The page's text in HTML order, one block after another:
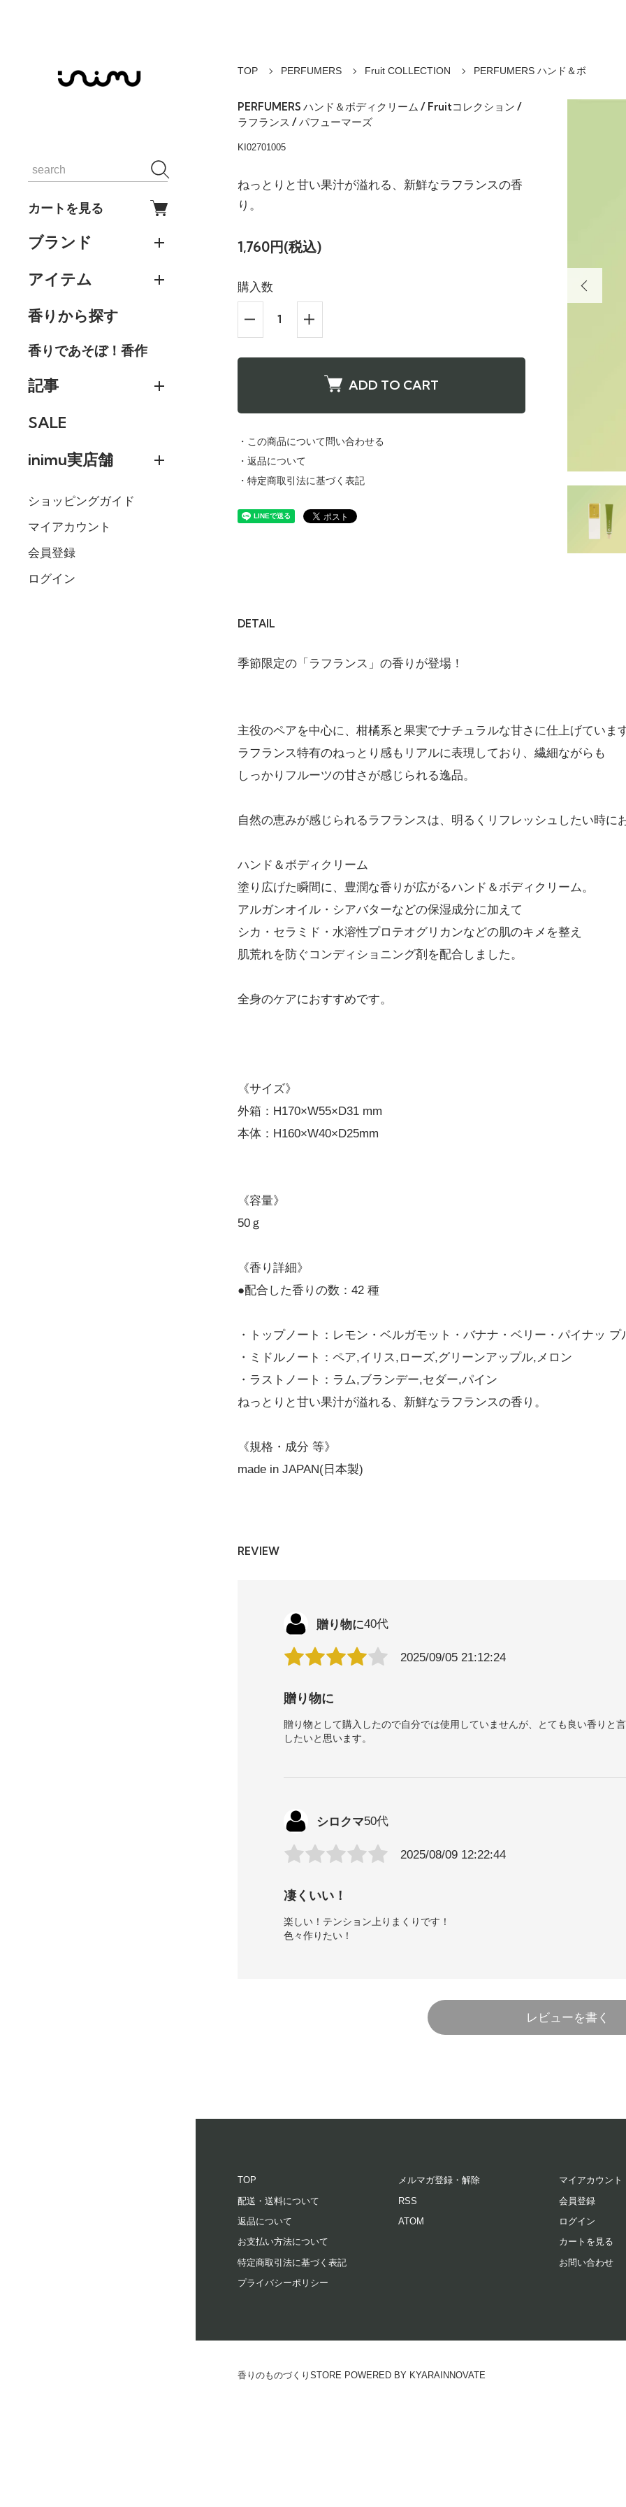
カートを見る
ブランド
アイテム
香りから探す
香りであそぼ！香作
記事
SALE
inimu実店舗
ショッピングガイド
マイアカウント
会員登録
ログイン
TOP PERFUMERS Fruit COLLECTION PERFUMERS ハンド＆ボ
PERFUMERS ハンド＆ボディクリーム / Fruitコレクション /
ラフランス / パフューマーズ
KI02701005
ねっとりと甘い果汁が溢れる、新鮮なラフランスの香
り。
1,760円(税込)
購入数
ADD TO CART
・この商品について問い合わせる
・返品について
・特定商取引法に基づく表記
DETAIL
季節限定の「ラフランス」の香りが登場！
主役のペアを中心に、柑橘系と果実でナチュラルな甘さに仕上げていま
ラフランス特有のねっとり感もリアルに表現しており、繊細ながらも
しっかりフルーツの甘さが感じられる逸品。
自然の恵みが感じられるラフランスは、明るくリフレッシュしたい時に
ハンド＆ボディクリーム
塗り広げた瞬間に、豊潤な香りが広がるハンド＆ボディクリーム。
アルガンオイル・シアバターなどの保湿成分に加えて
シカ・セラミド・水溶性プロテオグリカンなどの肌のキメを整え
肌荒れを防ぐコンディショニング剤を配合しました。
全身のケアにおすすめです。
《サイズ》
外箱：H170×W55×D31 mm
本体：H160×W40×D25mm
《容量》
50ｇ
《香り詳細》
●配合した香りの数：42 種
・トップノート：レモン・ベルガモット・バナナ・ベリー・パイナッ プ
・ミドルノート：ペア,イリス,ローズ,グリーンアップル,メロン
・ラストノート：ラム,ブランデー,セダー,パイン
ねっとりと甘い果汁が溢れる、新鮮なラフランスの香り。
《規格・成分 等》
made in JAPAN(日本製)
REVIEW
贈り物に40代
2025/09/05 21:12:24
贈り物に
贈り物として購入したので自分では使用していませんが、とても良い香りと
したいと思います。
シロクマ50代
2025/08/09 12:22:44
凄くいい！
楽しい！テンション上りまくりです！
色々作りたい！
2024/09/24 19:31:47
いい香りです
キンモクセイの方をプレゼントで貰い、こちらの香りも気になり購入しまし
レビューを書く
TOP
配送・送料について
返品について
お支払い方法について
特定商取引法に基づく表記
プライバシーポリシー
メルマガ登録・解除
RSS
ATOM
マイアカウント
会員登録
ログイン
カートを見る
お問い合わせ
香りのものづくりSTORE POWERED BY KYARAINNOVATE